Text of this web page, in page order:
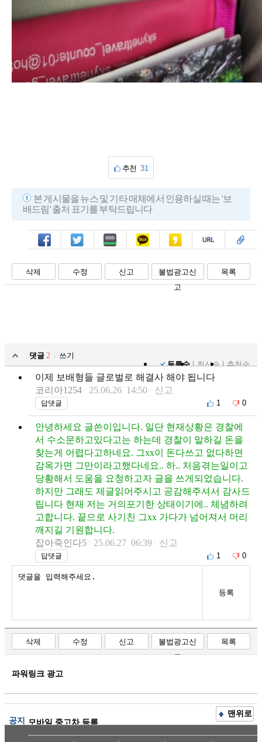
추천 31
본 게시물을 뉴스 및 기타 매체에서 인용하실 때는 '보
배드림' 출처 표기를 부탁드립니다
페북 트윗 밴드 카톡 카스 복사 스크랩
삭제 수정 신고
불법광고신
고
목록
댓글 2
쓰기
등록순
최신순 추천순
이제 보배형들 글로벌로 해결사 해야 됩니다
코리아1254
25.06.26 14:50 신고
답댓글 1 0
안녕하세요 글쓴이입니다. 일단 현재상황은 경찰에
서 수소문하고있다고는 하는데 경찰이 말하길 돈을
찾는게 어렵다고하네요. 그xx이 돈다쓰고 없다하면
감옥가면 그만이라고했다네요.. 하.. 처음겪는일이고
당황해서 도움을 요청하고자 글을 쓰게되었습니다.
하지만 그래도 제글읽어주시고 공감해주셔서 감사드
립니다 현재 저는 거의포기한 상태이기에.. 체념하려
고합니다. 끝으로 사기친 그xx 가다가 넘어져서 머리
깨지길 기원합니다.
잡아죽인다5
25.06.27 06:39 신고
답댓글 1 0
등록
삭제 수정 신고
불법광고신
고
목록
파워링크 광고
공지 모바일 중고차 등록
맨위로